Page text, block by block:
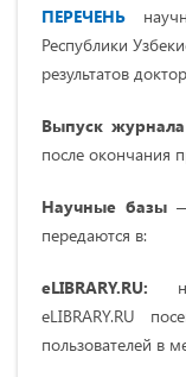
ПЕРЕЧЕНЬ
Республики
результатов
Выпуск журнала
после окончания
Научные базы
передаются в:
eLIBRARY.RU:
eLIBRARY.RU
пользователей в